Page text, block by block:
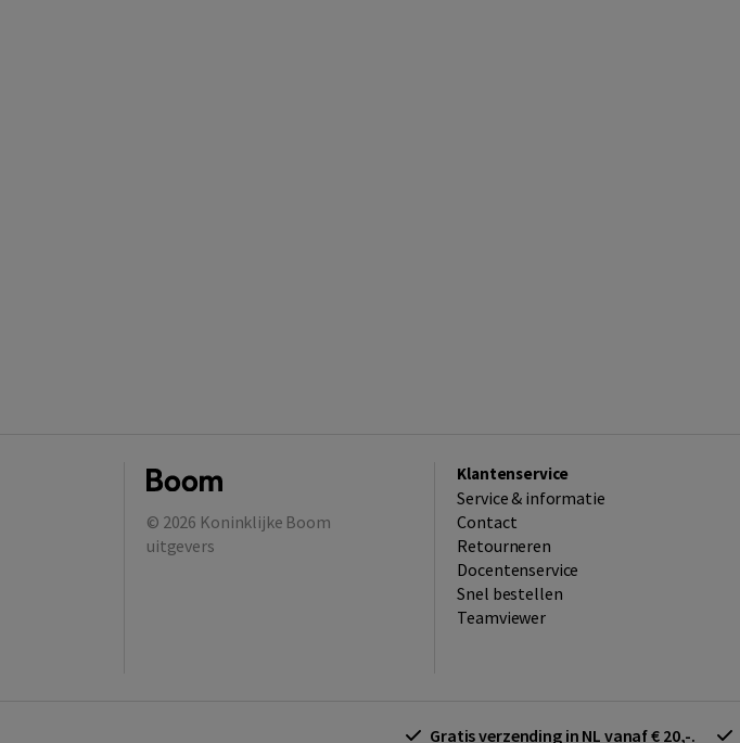
© 2026 Koninklijke Boom
uitgevers
Klantenservice
Service & informatie
Contact
Retourneren
Docentenservice
Snel bestellen
Teamviewer
Gratis verzending in NL vanaf € 20,-.